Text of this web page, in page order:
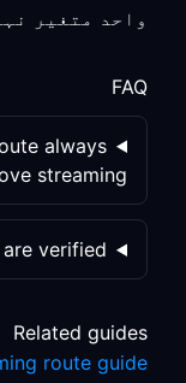
واحد متغیر
FAQ
always
streaming?
verified?
Related guides
route guide